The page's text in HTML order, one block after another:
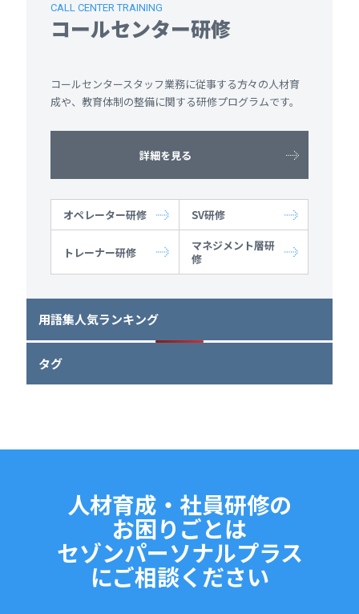
CALL CENTER TRAINING
コールセンター研修
コールセンタースタッフ業務に従事する方々の人材育
成や、教育体制の整備に関する研修プログラムです。
詳細を見る
オペレーター研修 SV研修
トレーナー研修
マネジメント層研
修
用語集人気ランキング
タグ
人材育成・社員研修の
お困りごとは
セゾンパーソナルプラス
にご相談ください